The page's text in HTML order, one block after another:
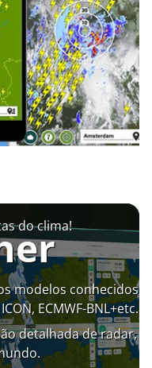
do clima!
modelos conhecidos
ECMWF-BNL+etc.
detalhada de radar,